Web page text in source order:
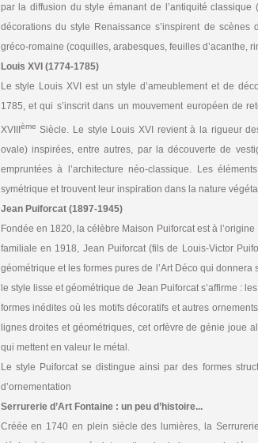
par la diffusion du style émanant de l’antiquité
décorations du style Renaissance s’inspirent de
gréco-romaine (coquilles, arabesques, feuilles d’acanthe,
Louis XVI (1774-1785)
Le style Louis XVI est un style d’ameublement et de
1785, et qui s’inscrit dans un mouvement européen de
XVIIIème Siècle. Le style Louis XVI revient à la rigueur
ovale) inspirées, entre autres, par la découverte de
empruntées à l’architecture néo-classique. Les
symétrique et trouvent leur inspiration dans la nature
Jean Puiforcat (1897-1945)
Fondée en 1820, la célèbre Maison Puiforcat est à
familiale en 1918, Jean Puiforcat (fils de Louis-Victor
géométrique et les formes pures de l’Art Déco qui
le style lisse et géométrique de Jean Puiforcat s’affirme :
formes inédites où les motifs décoratifs et autres
lignes droites et géométriques, cet orfèvre de génie joue
qui mettent en valeur le métal.
Le style Puiforcat se distingue ainsi par des formes
d’ornementation
Serrurerie d’Art Fontaine : un peu d’histoire...
Créée en 1740 en plein siècle des lumières, la